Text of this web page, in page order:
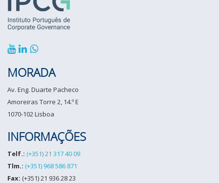
MORADA
Av. Eng. Duarte Pacheco
Amoreiras Torre 2, 14.º E
1070-102 Lisboa
INFORMAÇÕES
Telf.: (+351) 21 317 40 09
Tlm.: (+351) 968 586 871
Fax: (+351) 21 936 28 23